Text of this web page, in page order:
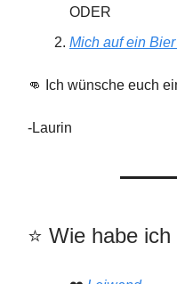
ODER
Mich auf ein
👊 Ich wünsche euch
-Laurin
⭐️️ Wie habe